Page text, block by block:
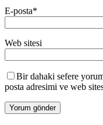
E-posta*
Web sitesi
Bir dahaki sefere
posta adresimi ve web